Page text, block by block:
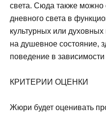
света. Сюда также можно
дневного света в
культурных или
на душевное состояние,
поведение в
КРИТЕРИИ ОЦЕНКИ
Жюри будет оценивать